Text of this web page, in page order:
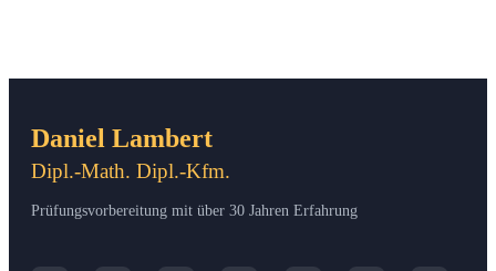
Daniel Lambert
Dipl.-Math. Dipl.-Kfm.
Prüfungsvorbereitung mit über 30 Jahren Erfahrung